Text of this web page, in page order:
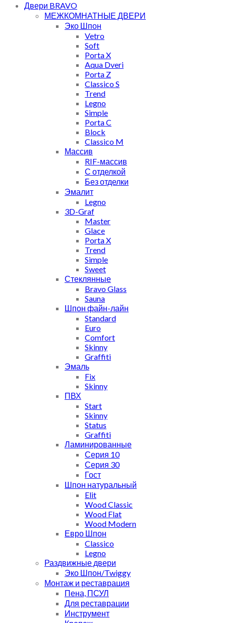
Двери BRAVO
МЕЖКОМНАТНЫЕ ДВЕРИ
Эко Шпон
Vetro
Soft
Porta X
Aqua Dveri
Porta Z
Classico S
Trend
Legno
Simple
Porta C
Block
Classico M
Массив
RIF-массив
С отделкой
Без отделки
Эмалит
Legno
3D-Graf
Master
Glace
Porta X
Trend
Simple
Sweet
Стеклянные
Bravo Glass
Sauna
Шпон файн-лайн
Standard
Euro
Comfort
Skinny
Graffiti
Эмаль
Fix
Skinny
ПВХ
Start
Skinny
Status
Graffiti
Ламинированные
Серия 10
Серия 30
Гост
Шпон натуральный
Elit
Wood Classic
Wood Flat
Wood Modern
Евро Шпон
Classico
Legno
Раздвижные двери
Эко Шпон/Twiggy
Монтаж и реставрация
Пена, ПСУЛ
Для реставрации
Инструмент